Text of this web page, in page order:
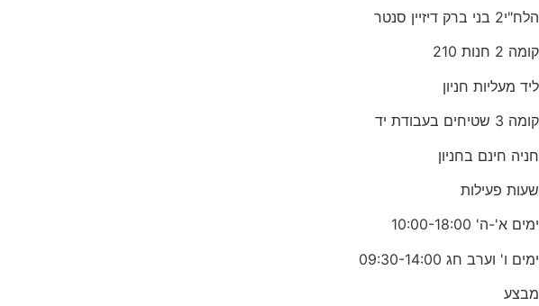
הלח"י2 בני ברק דיזיין סנטר
קומה 2 חנות 210
ליד מעליות חניון
קומה 3 שטיחים בעבודת יד
חניה חינם בחניון
שעות פעילות
ימים א'-ה' 10:00-18:00
ימים ו' וערב חג 09:30-14:00
מבצע